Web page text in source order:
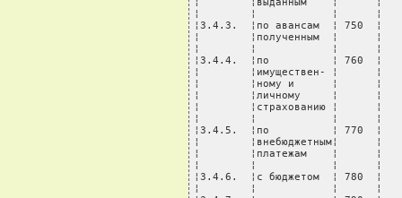
¦        ¦            ¦      ¦
¦3.4.3.  ¦по авансам  ¦
¦        ¦полученным  ¦
¦        ¦            ¦      ¦
¦3.4.4.  ¦по          ¦ 760
¦        ¦имуществен- ¦
¦        ¦ному и      ¦
¦        ¦личному     ¦
¦        ¦страхованию ¦
¦        ¦            ¦      ¦
¦3.4.5.  ¦по          ¦ 770
¦        ¦внебюджетным¦
¦        ¦платежам    ¦
¦        ¦            ¦      ¦
¦3.4.6.  ¦с бюджетом  ¦
¦        ¦            ¦      ¦